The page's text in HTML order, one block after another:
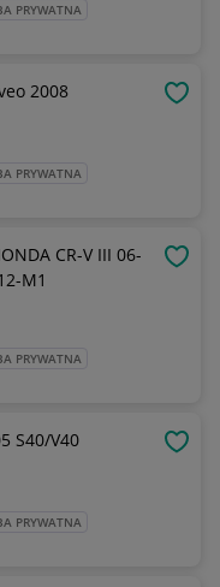
PRYWATNA
2008
PRYWATNA
CR-V III 06-
M1
PRYWATNA
S40/V40
PRYWATNA